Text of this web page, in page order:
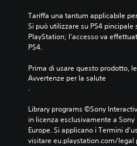
Tariffa una tantum applicabile
Si può utilizzare su PS4
PlayStation; l'accesso va
PS4.
Prima di usare questo prodotto,
Avvertenze per la salute
.
Library programs ©Sony
in licenza esclusivamente a
Europe. Si applicano i Termini
visitare eu.playstation.com/